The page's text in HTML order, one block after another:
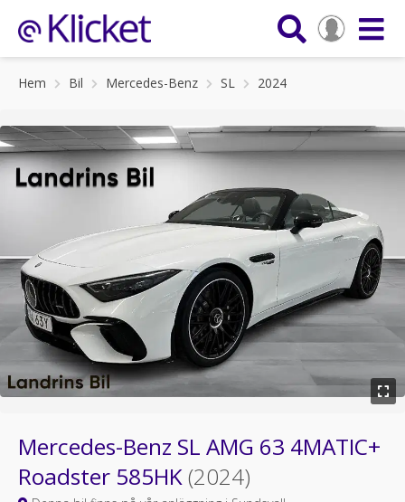
Hem Bil Mercedes-Benz SL 2024
Mercedes-Benz SL AMG 63 4MATIC+
Roadster 585HK(2024)